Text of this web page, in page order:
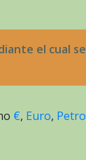
el cual se
€, Euro, Petro